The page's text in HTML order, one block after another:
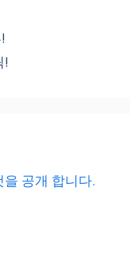
!
공개 합니다.